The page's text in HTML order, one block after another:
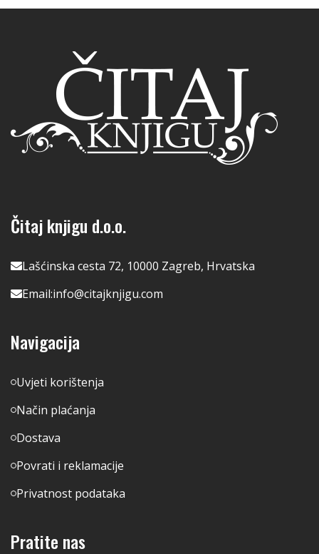
Čitaj knjigu d.o.o.
Lašćinska cesta 72, 10000 Zagreb, Hrvatska
Email:info@citajknjigu.com
Navigacija
Uvjeti korištenja
Način plaćanja
Dostava
Povrati i reklamacije
Privatnost podataka
Pratite nas